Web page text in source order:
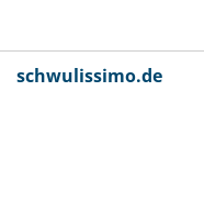
schwulissimo.de